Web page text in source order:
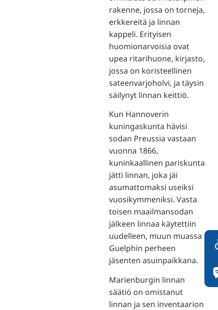
rakenne, jossa on torneja,
erkkereitä ja linnan
kappeli. Erityisen
huomionarvoisia ovat
upea ritarihuone, kirjasto,
jossa on koristeellinen
sateenvarjoholvi, ja täysin
säilynyt linnan keittiö.
Kun Hannoverin
kuningaskunta hävisi
sodan Preussia vastaan
vuonna 1866,
kuninkaallinen pariskunta
jätti linnan, joka jäi
asumattomaksi useiksi
vuosikymmeniksi. Vasta
toisen maailmansodan
jälkeen linnaa käytettiin
uudelleen, muun muassa
Guelphin perheen
jäsenten asuinpaikkana.
Marienburgin linnan
säätiö on omistanut
linnan ja sen inventaarion